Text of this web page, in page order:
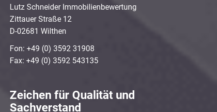
Lutz Schneider Immobilienbewertung
Zittauer Straße 12
D-02681 Wilthen
Fon: +49 (0) 3592 31908
Fax: +49 (0) 3592 543135
Zeichen für Qualität und
Sachverstand